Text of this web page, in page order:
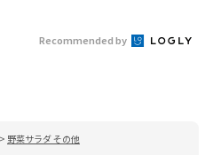
Recommended by
野菜サラダ その他